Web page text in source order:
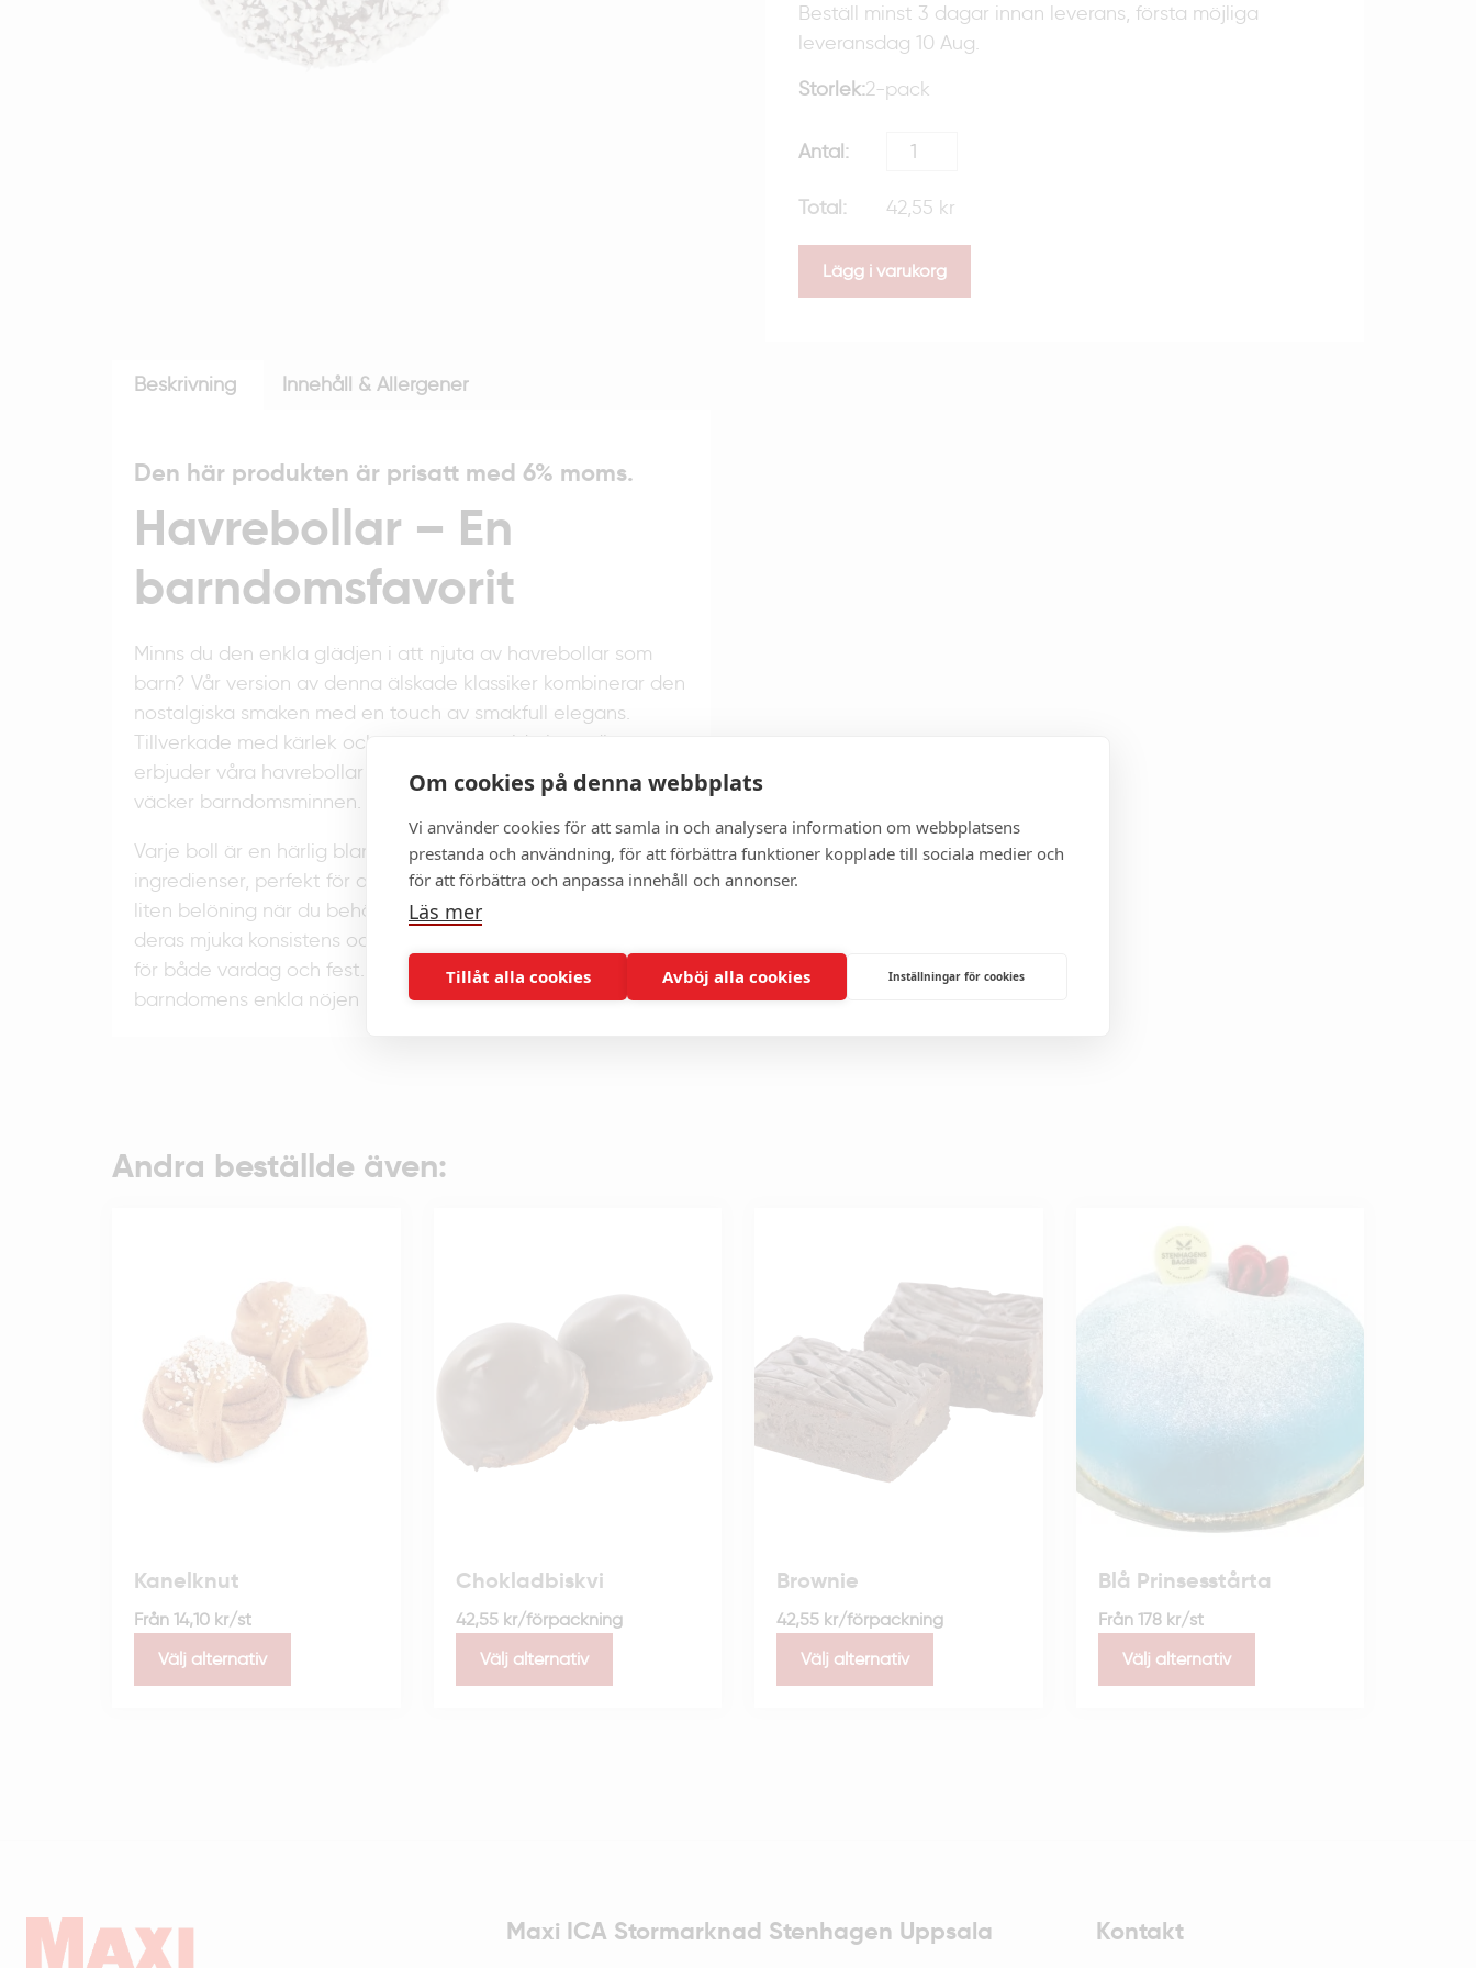
Om cookies på denna webbplats
Vi använder cookies för att samla in och analysera information om webbplatsens
prestanda och användning, för att förbättra funktioner kopplade till sociala medier och
för att förbättra och anpassa innehåll och annonser.
Läs mer
Tillåt alla cookies Avböj alla cookies Inställningar för cookies
Beställ minst 3 dagar innan leverans, första möjliga
leveransdag 10 Aug.
Storlek:2-pack
42,55 kr
Lägg i varukorg
Beskrivning Innehåll & Allergener
Den här produkten är prisatt med 6% moms.
Havrebollar – En
barndomsfavorit
Minns du den enkla glädjen i att njuta av havrebollar som
barn? Vår version av denna älskade klassiker kombinerar den
nostalgiska smaken med en touch av smakfull elegans.
Tillverkade med kärlek och noggrant utvalda ingredienser,
erbjuder våra havrebollar en underbar smakupplevelse som
väcker barndomsminnen.
Varje boll är en härlig blandning av havre och naturliga
ingredienser, perfekt för att stilla ditt sötsug eller som en
liten belöning när du behöver en stund av njutning. Med
deras mjuka konsistens och fylliga smak är de ett utmärkt val
för både vardag och fest. Unna dig en smakbit av
barndomens enkla nöjen med våra läckra havrebollar!
Andra beställde även:
Kanelknut
Från 14,10 kr/st
Välj alternativ
Chokladbiskvi
42,55 kr/förpackning
Välj alternativ
Brownie
42,55 kr/förpackning
Välj alternativ
Blå Prinsesstårta
Från 178 kr/st
Välj alternativ
Maxi ICA Stormarknad Stenhagen Uppsala Kontakt